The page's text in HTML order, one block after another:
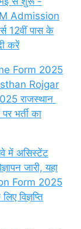
Admission
12वीं पास के
करें
Form 2025
Rojgar
राजस्थान
भर्ती का
में असिस्टेंट
जारी, यहा
Form 2025
विज्ञप्ति